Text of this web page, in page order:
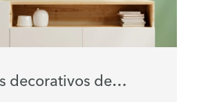
decorativos de